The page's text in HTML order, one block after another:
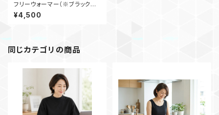
フリーウォーマー（※ブラックの
み）
¥4,500
同じカテゴリの商品